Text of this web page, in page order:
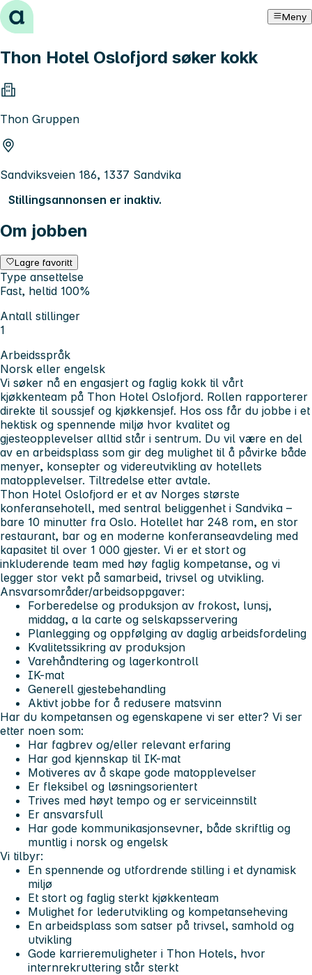
Hopp til innhold Meny
Thon Hotel Oslofjord søker kokk
Thon Gruppen
Sandviksveien 186, 1337 Sandvika
Stillingsannonsen er inaktiv.
Om jobben
Lagre favoritt
Type ansettelse
Fast, heltid 100%
Antall stillinger
1
Arbeidsspråk
Norsk eller engelsk
Vi søker nå en engasjert og faglig kokk til vårt
kjøkkenteam på Thon Hotel Oslofjord. Rollen rapporterer
direkte til soussjef og kjøkkensjef. Hos oss får du jobbe i et
hektisk og spennende miljø hvor kvalitet og
gjesteopplevelser alltid står i sentrum. Du vil være en del
av en arbeidsplass som gir deg mulighet til å påvirke både
menyer, konsepter og videreutvikling av hotellets
matopplevelser. Tiltredelse etter avtale.
Thon Hotel Oslofjord er et av Norges største
konferansehotell, med sentral beliggenhet i Sandvika –
bare 10 minutter fra Oslo. Hotellet har 248 rom, en stor
restaurant, bar og en moderne konferanseavdeling med
kapasitet til over 1 000 gjester. Vi er et stort og
inkluderende team med høy faglig kompetanse, og vi
legger stor vekt på samarbeid, trivsel og utvikling.
Ansvarsområder/arbeidsoppgaver:
Forberedelse og produksjon av frokost, lunsj,
middag, a la carte og selskapsservering
Planlegging og oppfølging av daglig arbeidsfordeling
Kvalitetssikring av produksjon
Varehåndtering og lagerkontroll
IK-mat
Generell gjestebehandling
Aktivt jobbe for å redusere matsvinn
Har du kompetansen og egenskapene vi ser etter? Vi ser
etter noen som:
Har fagbrev og/eller relevant erfaring
Har god kjennskap til IK-mat
Motiveres av å skape gode matopplevelser
Er fleksibel og løsningsorientert
Trives med høyt tempo og er serviceinnstilt
Er ansvarsfull
Har gode kommunikasjonsevner, både skriftlig og
muntlig i norsk og engelsk
Vi tilbyr:
En spennende og utfordrende stilling i et dynamisk
miljø
Et stort og faglig sterkt kjøkkenteam
Mulighet for lederutvikling og kompetanseheving
En arbeidsplass som satser på trivsel, samhold og
utvikling
Gode karrieremuligheter i Thon Hotels, hvor
internrekruttering står sterkt